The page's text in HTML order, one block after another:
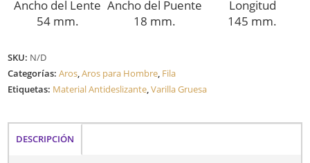
Ancho del Lente
54 mm.
Ancho del Puente
18 mm.
Longitud
145 mm.
SKU: N/D
Categorías:Aros,Aros para Hombre, Fila
Etiquetas: Material Antideslizante,Varilla Gruesa
DESCRIPCIÓN